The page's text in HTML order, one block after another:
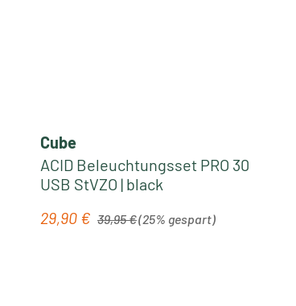
Cube
ACID Beleuchtungsset PRO 30
USB StVZO | black
Verkaufspreis:
29,90 € 39,95 €(25% gespart)